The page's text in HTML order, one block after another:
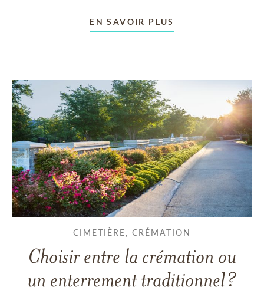
EN SAVOIR PLUS
CIMETIÈRE, CRÉMATION
Choisir entre la crémation ou
un enterrement traditionnel?